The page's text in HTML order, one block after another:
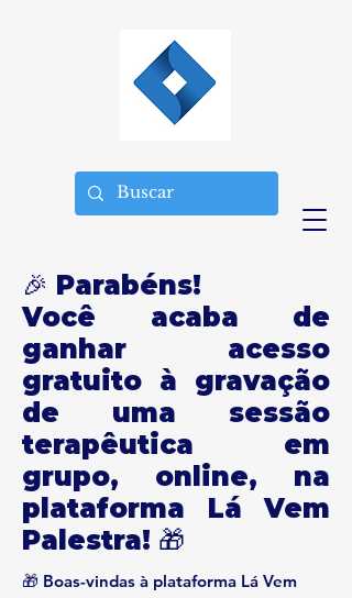
🎉 Parabéns!
Você acaba de
ganhar acesso
gratuito à gravação
de uma sessão
terapêutica em
grupo, online, na
plataforma Lá Vem
Palestra! 🎁
🎁 Boas-vindas à plataforma Lá Vem